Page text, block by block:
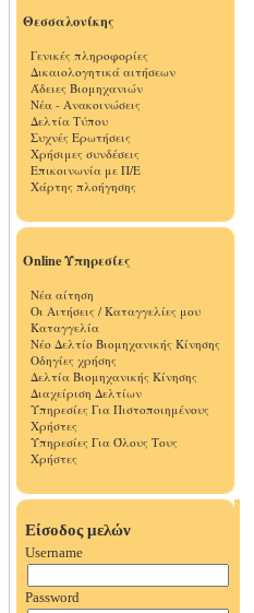
Θεσσαλονίκης
Γενικές πληροφορίες
Δικαιολογητικά αιτήσεων
Άδειες Βιομηχανιών
Νέα - Ανακοινώσεις
Δελτία Τύπου
Συχνές Ερωτήσεις
Χρήσιμες συνδέσεις
Επικοινωνία με Π/Ε
Χάρτης πλοήγησης
Online Υπηρεσίες
Νέα αίτηση
Οι Αιτήσεις / Καταγγελίες μου
Καταγγελία
Νέο Δελτίο Βιομηχανικής Κίνησης
Οδηγίες χρήσης
Δελτία Βιομηχανικής Κίνησης
Διαχείριση Δελτίων
Υπηρεσίες Για Πιστοποιημένους
Χρήστες
Υπηρεσίες Για Όλους Τους
Χρήστες